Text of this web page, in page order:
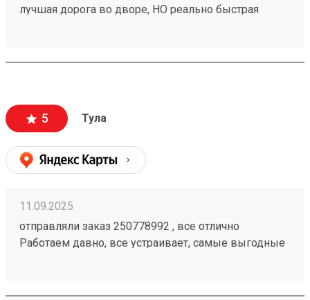
лучшая дорога во дворе, НО реально быстрая
Заказ 260094869.
5 Тула
11.09.2025
отправляли заказ 250778992 , все отлично
Работаем давно, все устраивает, самые выгодные
все всегда доставляется вовремя